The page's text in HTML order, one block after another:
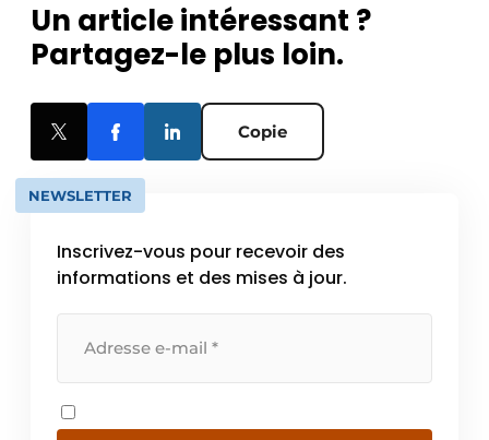
Un article intéressant ?
Partagez-le plus loin.
Copie
NEWSLETTER
Inscrivez-vous pour recevoir des
informations et des mises à jour.